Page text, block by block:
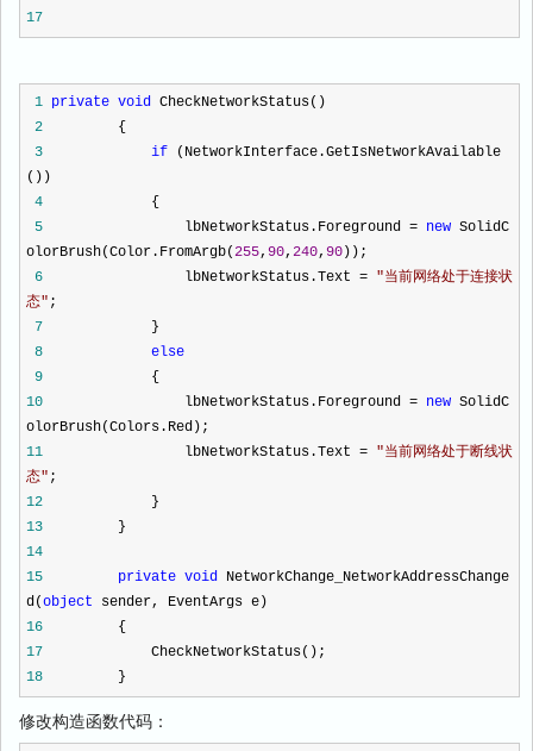
17
1 private void CheckNetworkStatus()
2
{
3
if (NetworkInterface.GetIsNetworkAvailable
())
4
{
5
lbNetworkStatus.Foreground = new SolidC
olorBrush(Color.FromArgb(255, 90, 240, 90));
6
lbNetworkStatus.Text = "当前网络处于连接状
态" ;
7
}
8
else
9
{
10
lbNetworkStatus.Foreground = new SolidC
olorBrush(Colors.Red);
11
lbNetworkStatus.Text = "当前网络处于断线状
态" ;
12
}
13
}
14
15
private void NetworkChange_NetworkAddressChange
d(object sender, EventArgs e)
16
{
17
CheckNetworkStatus();
18
}
修改构造函数代码：